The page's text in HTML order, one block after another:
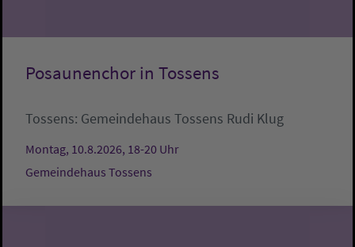
Posaunenchor in Tossens
Tossens: Gemeindehaus Tossens Rudi Klug
Montag, 10.8.2026, 18-20 Uhr
Gemeindehaus Tossens